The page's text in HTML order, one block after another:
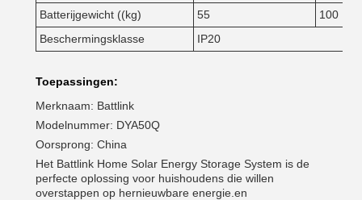
Batterijgewicht ((kg)
55
100
Beschermingsklasse
IP20
Toepassingen:
Merknaam: Battlink
Modelnummer: DYA50Q
Oorsprong: China
Het Battlink Home Solar Energy Storage System is de
perfecte oplossing voor huishoudens die willen
overstappen op hernieuwbare energie.en